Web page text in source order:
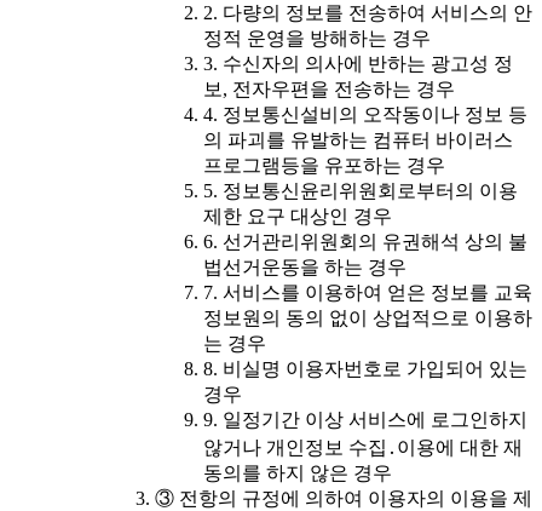
2. 다량의 정보를 전송하여 서비스의 안
정적 운영을 방해하는 경우
3. 수신자의 의사에 반하는 광고성 정
보, 전자우편을 전송하는 경우
4. 정보통신설비의 오작동이나 정보 등
의 파괴를 유발하는 컴퓨터 바이러스
프로그램등을 유포하는 경우
5. 정보통신윤리위원회로부터의 이용
제한 요구 대상인 경우
6. 선거관리위원회의 유권해석 상의 불
법선거운동을 하는 경우
7. 서비스를 이용하여 얻은 정보를 교육
정보원의 동의 없이 상업적으로 이용하
는 경우
8. 비실명 이용자번호로 가입되어 있는
경우
9. 일정기간 이상 서비스에 로그인하지
않거나 개인정보 수집․이용에 대한 재
동의를 하지 않은 경우
③ 전항의 규정에 의하여 이용자의 이용을 제